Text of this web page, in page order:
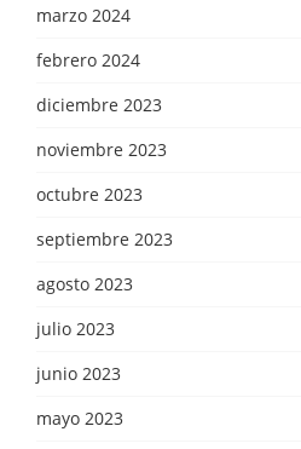
marzo 2024
febrero 2024
diciembre 2023
noviembre 2023
octubre 2023
septiembre 2023
agosto 2023
julio 2023
junio 2023
mayo 2023